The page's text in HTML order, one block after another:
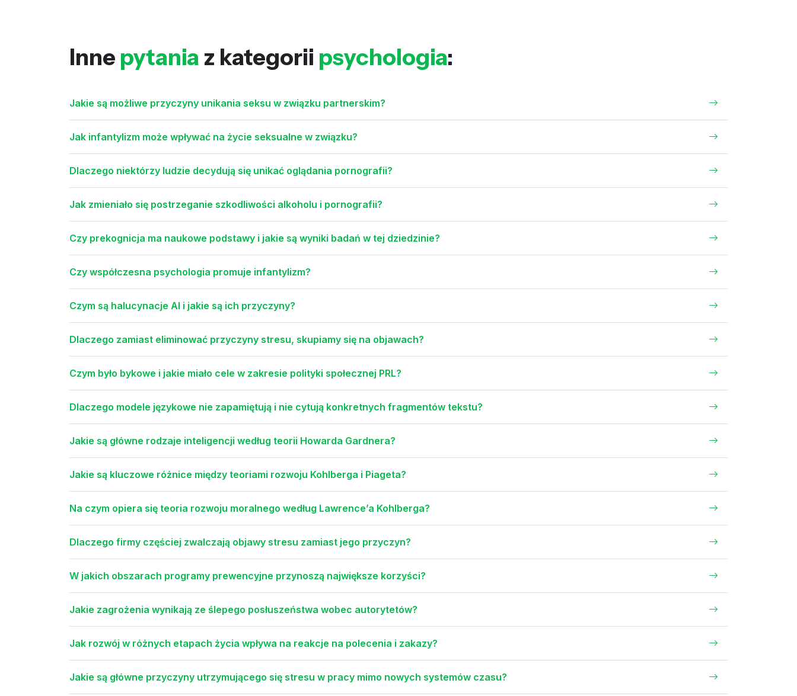
Inne pytania z kategorii psychologia:
Jakie są możliwe przyczyny unikania seksu w związku partnerskim?
Jak infantylizm może wpływać na życie seksualne w związku?
Dlaczego niektórzy ludzie decydują się unikać oglądania pornografii?
Jak zmieniało się postrzeganie szkodliwości alkoholu i pornografii?
Czy prekognicja ma naukowe podstawy i jakie są wyniki badań w tej dziedzinie?
Czy współczesna psychologia promuje infantylizm?
Czym są halucynacje AI i jakie są ich przyczyny?
Dlaczego zamiast eliminować przyczyny stresu, skupiamy się na objawach?
Czym było bykowe i jakie miało cele w zakresie polityki społecznej PRL?
Dlaczego modele językowe nie zapamiętują i nie cytują konkretnych fragmentów tekstu?
Jakie są główne rodzaje inteligencji według teorii Howarda Gardnera?
Jakie są kluczowe różnice między teoriami rozwoju Kohlberga i Piageta?
Na czym opiera się teoria rozwoju moralnego według Lawrence’a Kohlberga?
Dlaczego firmy częściej zwalczają objawy stresu zamiast jego przyczyn?
W jakich obszarach programy prewencyjne przynoszą największe korzyści?
Jakie zagrożenia wynikają ze ślepego posłuszeństwa wobec autorytetów?
Jak rozwój w różnych etapach życia wpływa na reakcje na polecenia i zakazy?
Jakie są główne przyczyny utrzymującego się stresu w pracy mimo nowych systemów czasu?